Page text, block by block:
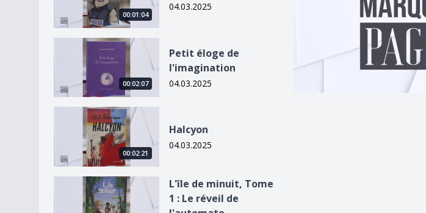
00:01:04
04.03.2025
Petit éloge de l&#039;imagination
00:02:07
Petit éloge de
l'imagination
04.03.2025
Halcyon
00:02:21
Halcyon
04.03.2025
L&#039;île de minuit, Tome 1 : Le réveil de l&#039;automate
L'île de minuit, Tome
1 : Le réveil de